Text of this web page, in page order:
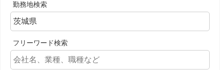
勤務地検索
フリーワード検索